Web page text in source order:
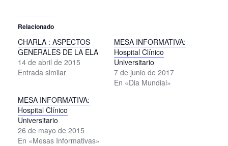
Relacionado
CHARLA : ASPECTOS
GENERALES DE LA ELA
14 de abril de 2015
Entrada similar
MESA INFORMATIVA:
Hospital Clínico
Universitario
7 de junio de 2017
En «Dia Mundial»
MESA INFORMATIVA:
Hospital Clínico
Universitario
26 de mayo de 2015
En «Mesas Informativas»